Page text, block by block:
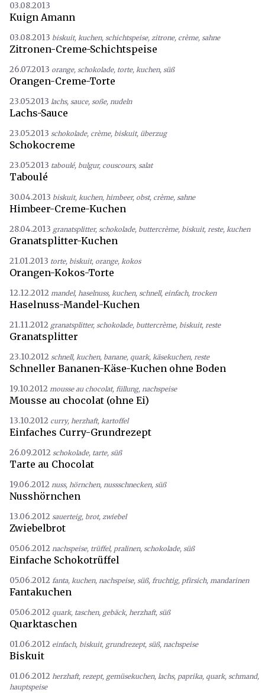
03.08.2013
Kuign Amann
03.08.2013 biskuit, kuchen, schichtspeise, zitrone, crème, sahne
Zitronen-Creme-Schichtspeise
26.07.2013 orange, schokolade, torte, kuchen, süß
Orangen-Creme-Torte
23.05.2013 lachs, sauce, soße, nudeln
Lachs-Sauce
23.05.2013 schokolade, crème, biskuit, überzug
Schokocreme
23.05.2013 taboulé, bulgur, couscours, salat
Taboulé
30.04.2013 biskuit, kuchen, himbeer, obst, crème, sahne
Himbeer-Creme-Kuchen
28.04.2013 granatsplitter, schokolade, buttercrème, biskuit, reste, kuchen
Granatsplitter-Kuchen
21.01.2013 torte, biskuit, orange, kokos
Orangen-Kokos-Torte
12.12.2012 mandel, haselnuss, kuchen, schnell, einfach, trocken
Haselnuss-Mandel-Kuchen
21.11.2012 granatsplitter, schokolade, buttercrème, biskuit, reste
Granatsplitter
23.10.2012 schnell, kuchen, banane, quark, käsekuchen, reste
Schneller Bananen-Käse-Kuchen ohne Boden
19.10.2012 mousse au chocolat, füllung, nachspeise
Mousse au chocolat (ohne Ei)
13.10.2012 curry, herzhaft, kartoffel
Einfaches Curry-Grundrezept
26.09.2012 schokolade, tarte, süß
Tarte au Chocolat
19.06.2012 nuss, hörnchen, nussschnecken, süß
Nusshörnchen
13.06.2012 sauerteig, brot, zwiebel
Zwiebelbrot
05.06.2012 nachspeise, trüffel, pralinen, schokolade, süß
Einfache Schokotrüffel
05.06.2012 fanta, kuchen, nachspeise, süß, fruchtig, pfirsich, mandarinen
Fantakuchen
05.06.2012 quark, taschen, gebäck, herzhaft, süß
Quarktaschen
01.06.2012 einfach, biskuit, grundrezept, süß, nachspeise
Biskuit
01.06.2012 herzhaft, rezept, gemüsekuchen, lachs, paprika, quark, schmand,
hauptspeise